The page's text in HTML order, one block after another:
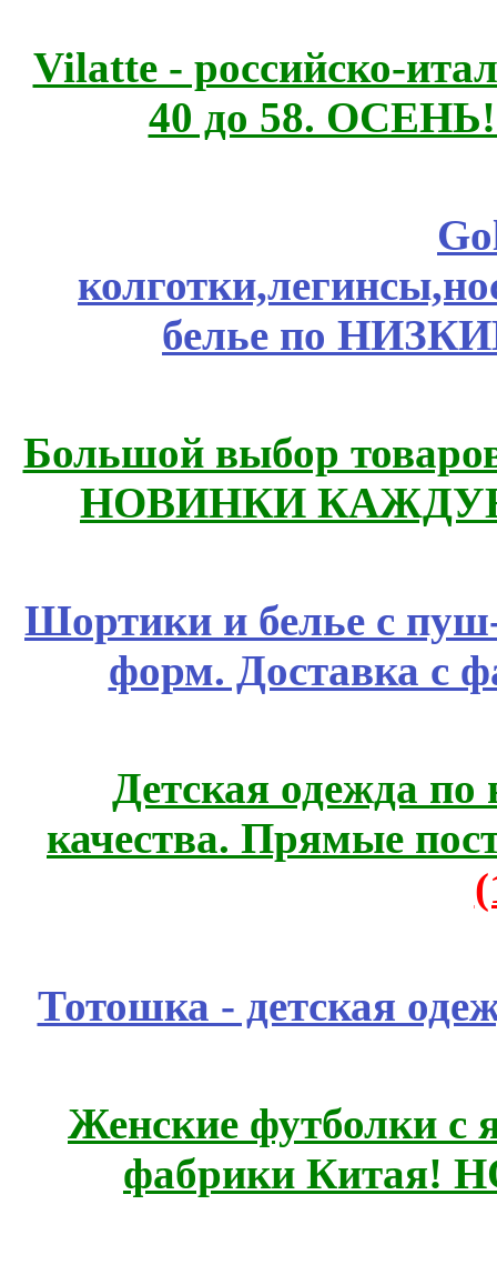
Vilatte - российско-
40 до 58.
белье по
Большой выбор
НОВИНКИ
Шортики и белье с
форм. Доставка с
Детская одежда
качества. Прямые
Тотошка - детская
Женские футболки с
фабрики Китая!